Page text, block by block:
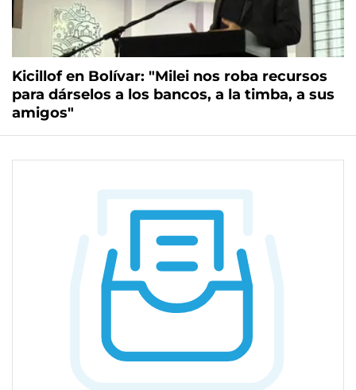
Kicillof en Bolívar: "Milei nos roba recursos
para dárselos a los bancos, a la timba, a sus
amigos"